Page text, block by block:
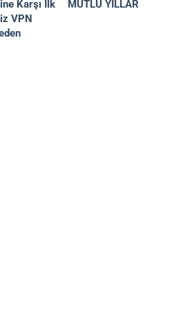
Karşı İlk
VPN
MUTLU YILLAR